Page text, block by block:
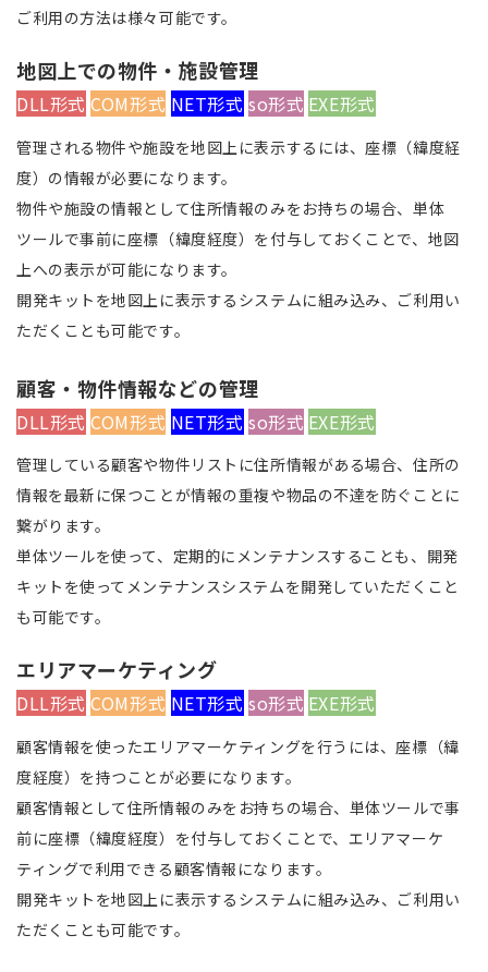
ご利用の方法は様々可能です。
地図上での物件・施設管理
DLL形式 COM形式 NET形式 so形式 EXE形式
管理される物件や施設を地図上に表示するには、座標（緯度経
度）の情報が必要になります。
物件や施設の情報として住所情報のみをお持ちの場合、単体
ツールで事前に座標（緯度経度）を付与しておくことで、地図
上への表示が可能になります。
開発キットを地図上に表示するシステムに組み込み、ご利用い
ただくことも可能です。
顧客・物件情報などの管理
DLL形式 COM形式 NET形式 so形式 EXE形式
管理している顧客や物件リストに住所情報がある場合、住所の
情報を最新に保つことが情報の重複や物品の不達を防ぐことに
繋がります。
単体ツールを使って、定期的にメンテナンスすることも、開発
キットを使ってメンテナンスシステムを開発していただくこと
も可能です。
エリアマーケティング
DLL形式 COM形式 NET形式 so形式 EXE形式
顧客情報を使ったエリアマーケティングを行うには、座標（緯
度経度）を持つことが必要になります。
顧客情報として住所情報のみをお持ちの場合、単体ツールで事
前に座標（緯度経度）を付与しておくことで、エリアマーケ
ティングで利用できる顧客情報になります。
開発キットを地図上に表示するシステムに組み込み、ご利用い
ただくことも可能です。